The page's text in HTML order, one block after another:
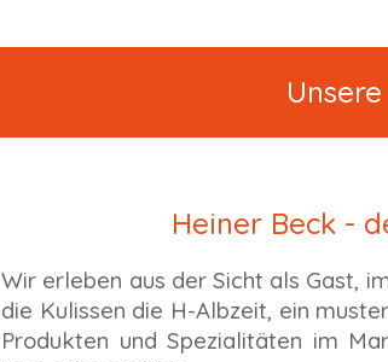
Heiner Beck -
Wir erleben aus der Sicht als Gast,
die Kulissen die H-Albzeit, ein
Produkten und Spezialitäten im